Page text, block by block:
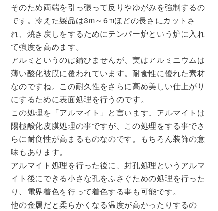
そのため両端を引っ張って反りやゆがみを強制するの
です。冷えた製品は3m～6mほどの長さにカットさ
れ、焼き戻しをするためにテンパー炉という炉に入れ
て強度を高めます。
アルミというのは錆びませんが、実はアルミニウムは
薄い酸化被膜に覆われています。耐食性に優れた素材
なのですね。この耐久性をさらに高め美しい仕上がり
にするために表面処理を行うのです。
この処理を「アルマイト」と言います。アルマイトは
陽極酸化皮膜処理の事ですが、この処理をする事でさ
らに耐食性が高まるものなのです。もちろん装飾の意
味もあります。
アルマイト処理を行った後に、封孔処理というアルマ
イト後にできる小さな孔をふさぐための処理を行った
り、電界着色を行って着色する事も可能です。
他の金属だと柔らかくなる温度が高かったりするの